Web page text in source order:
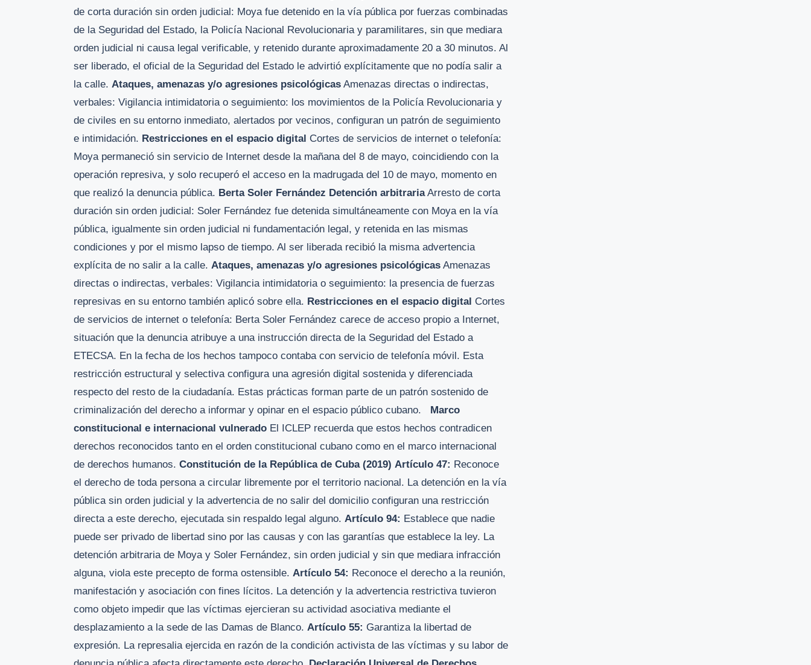
de corta duración sin orden judicial: Moya fue detenido en la vía pública por fuerzas combinadas
de la Seguridad del Estado, la Policía Nacional Revolucionaria y paramilitares, sin que mediara
orden judicial ni causa legal verificable, y retenido durante aproximadamente 20 a 30 minutos. Al
ser liberado, el oficial de la Seguridad del Estado le advirtió explícitamente que no podía salir a
la calle. Ataques, amenazas y/o agresiones psicológicas Amenazas directas o indirectas,
verbales: Vigilancia intimidatoria o seguimiento: los movimientos de la Policía Revolucionaria y
de civiles en su entorno inmediato, alertados por vecinos, configuran un patrón de seguimiento
e intimidación. Restricciones en el espacio digital Cortes de servicios de internet o telefonía:
Moya permaneció sin servicio de Internet desde la mañana del 8 de mayo, coincidiendo con la
operación represiva, y solo recuperó el acceso en la madrugada del 10 de mayo, momento en
que realizó la denuncia pública. Berta Soler Fernández Detención arbitrariaArresto de corta
duración sin orden judicial: Soler Fernández fue detenida simultáneamente con Moya en la vía
pública, igualmente sin orden judicial ni fundamentación legal, y retenida en las mismas
condiciones y por el mismo lapso de tiempo. Al ser liberada recibió la misma advertencia
explícita de no salir a la calle. Ataques, amenazas y/o agresiones psicológicas Amenazas
directas o indirectas, verbales: Vigilancia intimidatoria o seguimiento: la presencia de fuerzas
represivas en su entorno también aplicó sobre ella. Restricciones en el espacio digital Cortes
de servicios de internet o telefonía: Berta Soler Fernández carece de acceso propio a Internet,
situación que la denuncia atribuye a una instrucción directa de la Seguridad del Estado a
ETECSA. En la fecha de los hechos tampoco contaba con servicio de telefonía móvil. Esta
restricción estructural y selectiva configura una agresión digital sostenida y diferenciada
respecto del resto de la ciudadanía. Estas prácticas forman parte de un patrón sostenido de
criminalización del derecho a informar y opinar en el espacio público cubano. Marco
constitucional e internacional vulnerado El ICLEP recuerda que estos hechos contradicen
derechos reconocidos tanto en el orden constitucional cubano como en el marco internacional
de derechos humanos. Constitución de la República de Cuba (2019) Artículo 47: Reconoce
el derecho de toda persona a circular libremente por el territorio nacional. La detención en la vía
pública sin orden judicial y la advertencia de no salir del domicilio configuran una restricción
directa a este derecho, ejecutada sin respaldo legal alguno. Artículo 94: Establece que nadie
puede ser privado de libertad sino por las causas y con las garantías que establece la ley. La
detención arbitraria de Moya y Soler Fernández, sin orden judicial y sin que mediara infracción
alguna, viola este precepto de forma ostensible. Artículo 54: Reconoce el derecho a la reunión,
manifestación y asociación con fines lícitos. La detención y la advertencia restrictiva tuvieron
como objeto impedir que las víctimas ejercieran su actividad asociativa mediante el
desplazamiento a la sede de las Damas de Blanco. Artículo 55: Garantiza la libertad de
expresión. La represalia ejercida en razón de la condición activista de las víctimas y su labor de